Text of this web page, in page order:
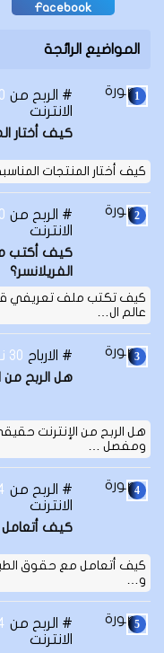
Facebook
المواضيع الرائجة
الربح من
الانترنت
30
كيف أختار
كيف أختار المنتجات
الربح من
الانترنت
30
كيف أكتب
الفريلانسر؟
كيف تكتب ملف تعريفي
عالم ال…
الارباح 30 نوفمبر 2025
هل الربح
هل الربح من الإنترنت
ومفصل …
الربح من
الانترنت
14
كيف
كيف أتعامل مع حقوق
و…
الربح من
الانترنت
14